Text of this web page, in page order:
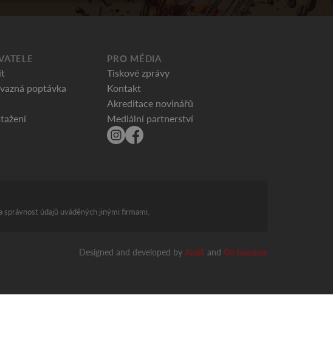
poptávka
PRO MÉDIA
Tiskové zprávy
Kontakt
Akreditace novinářů
Mediální partnerství
správnost údajů uváděných jinými firmami.
Designed and developed byAppli andGo bananas